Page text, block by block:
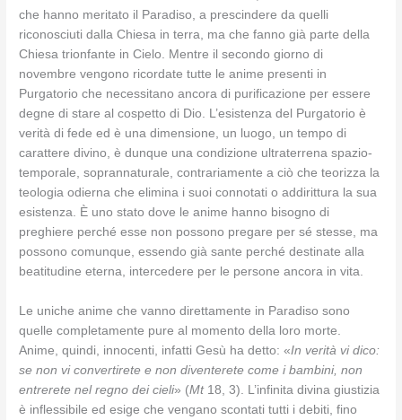
che hanno meritato il Paradiso, a prescindere da quelli
riconosciuti dalla Chiesa in terra, ma che fanno già parte della
Chiesa trionfante in Cielo. Mentre il secondo giorno di
novembre vengono ricordate tutte le anime presenti in
Purgatorio che necessitano ancora di purificazione per essere
degne di stare al cospetto di Dio. L’esistenza del Purgatorio è
verità di fede ed è una dimensione, un luogo, un tempo di
carattere divino, è dunque una condizione ultraterrena spazio-
temporale, soprannaturale, contrariamente a ciò che teorizza la
teologia odierna che elimina i suoi connotati o addirittura la sua
esistenza. È uno stato dove le anime hanno bisogno di
preghiere perché esse non possono pregare per sé stesse, ma
possono comunque, essendo già sante perché destinate alla
beatitudine eterna, intercedere per le persone ancora in vita.
Le uniche anime che vanno direttamente in Paradiso sono
quelle completamente pure al momento della loro morte.
Anime, quindi, innocenti, infatti Gesù ha detto: «In verità vi dico:
se non vi convertirete e non diventerete come i bambini, non
entrerete nel regno dei cieli» (Mt18, 3). L’infinita divina giustizia
è inflessibile ed esige che vengano scontati tutti i debiti, fino